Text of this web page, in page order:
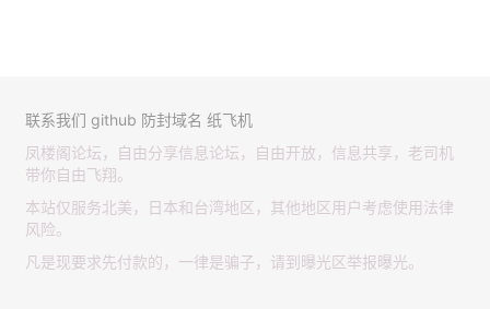
联系我们 github 防封域名 纸飞机
凤楼阁论坛，自由分享信息论坛，自由开放，信息共享，老司机
带你自由飞翔。
本站仅服务北美，日本和台湾地区，其他地区用户考虑使用法律
风险。
凡是现要求先付款的，一律是骗子，请到曝光区举报曝光。